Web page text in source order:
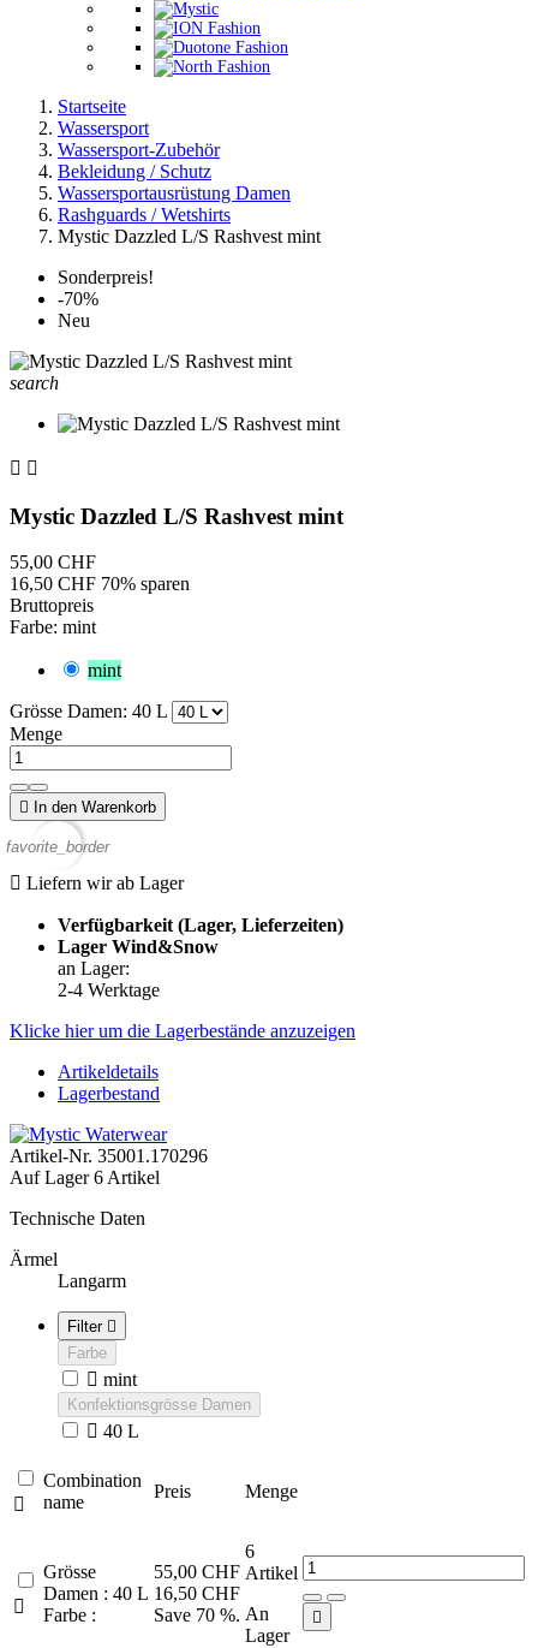
Startseite
Wassersport
Wassersport-Zubehör
Bekleidung / Schutz
Wassersportausrüstung Damen
Rashguards / Wetshirts
Mystic Dazzled L/S Rashvest mint
Sonderpreis!
-70%
Neu
search
 
Mystic Dazzled L/S Rashvest mint
55,00 CHF
16,50 CHF 70% sparen
Bruttopreis
Farbe: mint
mint
Grösse Damen: 40 L
Menge
 In den Warenkorb
favorite_border
 Liefern wir ab Lager
Verfügbarkeit (Lager, Lieferzeiten)
Lager Wind&Snow
an Lager:
2-4 Werktage
Klicke hier um die Lagerbestände anzuzeigen
Artikeldetails
Lagerbestand
Artikel-Nr. 35001.170296
Auf Lager 6 Artikel
Technische Daten
Ärmel
Langarm
Filter 
Farbe
 mint
Konfektionsgrösse Damen
 40 L

Combination
name
Preis Menge

Grösse
Damen : 40 L
Farbe :
55,00 CHF
16,50 CHF
Save 70 %.
6
Artikel
An
Lager
